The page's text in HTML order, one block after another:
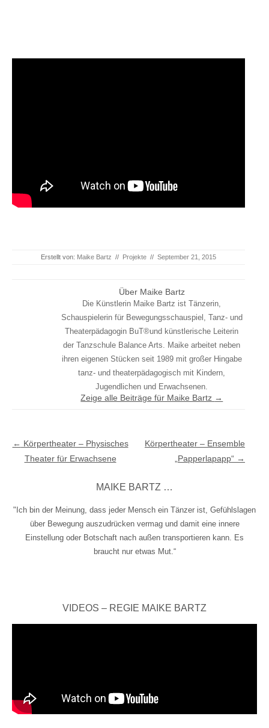
Erstellt von: Maike Bartz // Projekte // September 21, 2015
Über Maike Bartz
Die Künstlerin Maike Bartz ist Tänzerin,
Schauspielerin für Bewegungsschauspiel, Tanz- und
Theaterpädagogin BuT®und künstlerische Leiterin
der Tanzschule Balance Arts. Maike arbeitet neben
ihren eigenen Stücken seit 1989 mit großer Hingabe
tanz- und theaterpädagogisch mit Kindern,
Jugendlichen und Erwachsenen.
Zeige alle Beiträge für Maike Bartz →
Beitragsnavigation
← Körpertheater – Physisches
Theater für Erwachsene
Körpertheater – Ensemble
„Papperlapapp“ →
MAIKE BARTZ …
"Ich bin der Meinung, dass jeder Mensch ein Tänzer ist, Gefühlslagen
über Bewegung auszudrücken vermag und damit eine innere
Einstellung oder Botschaft nach außen transportieren kann. Es
braucht nur etwas Mut.“
VIDEOS – REGIE MAIKE BARTZ